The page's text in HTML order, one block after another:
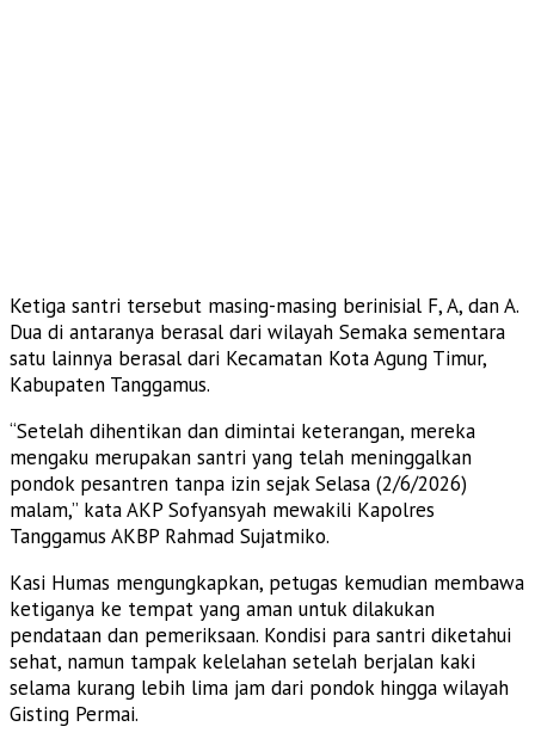
Ketiga santri tersebut masing-masing berinisial F, A, dan A.
Dua di antaranya berasal dari wilayah Semaka sementara
satu lainnya berasal dari Kecamatan Kota Agung Timur,
Kabupaten Tanggamus.
“Setelah dihentikan dan dimintai keterangan, mereka
mengaku merupakan santri yang telah meninggalkan
pondok pesantren tanpa izin sejak Selasa (2/6/2026)
malam,” kata AKP Sofyansyah mewakili Kapolres
Tanggamus AKBP Rahmad Sujatmiko.
Kasi Humas mengungkapkan, petugas kemudian membawa
ketiganya ke tempat yang aman untuk dilakukan
pendataan dan pemeriksaan. Kondisi para santri diketahui
sehat, namun tampak kelelahan setelah berjalan kaki
selama kurang lebih lima jam dari pondok hingga wilayah
Gisting Permai.